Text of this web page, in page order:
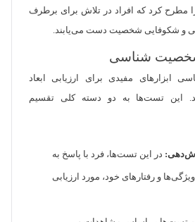
را مطرح کرد که افراد در تلاش برای برطرف
و شکوفایی شخصیت دست می‌یابند.
شخصیت شناسی
مفیدی برای ارزیابی ابعاد
این تست‌ها به دو دسته کلی تقسیم
در این تست‌ها، فرد با پاسخ به
و رفتارهای خود، مورد ارزیابی